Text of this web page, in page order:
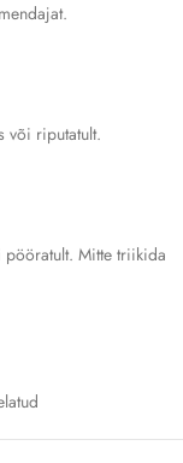
50.8
61
või riputatult.
Mitte triikida